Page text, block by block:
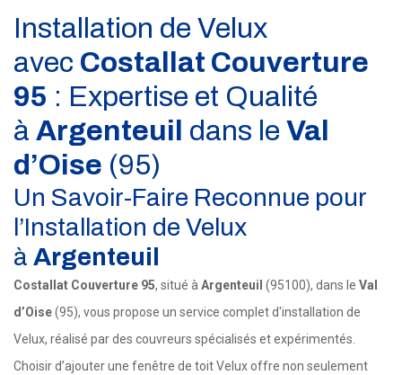
Installation de Velux
avec Costallat Couverture
95 : Expertise et Qualité
à Argenteuil dans le Val
d’Oise (95)
Un Savoir-Faire Reconnue pour
l’Installation de Velux
à Argenteuil
Costallat Couverture 95, situé à Argenteuil (95100), dans le Val
d’Oise(95), vous propose un service complet d'installation de
Velux, réalisé par des couvreurs spécialisés et expérimentés.
Choisir d’ajouter une fenêtre de toit Velux offre non seulement